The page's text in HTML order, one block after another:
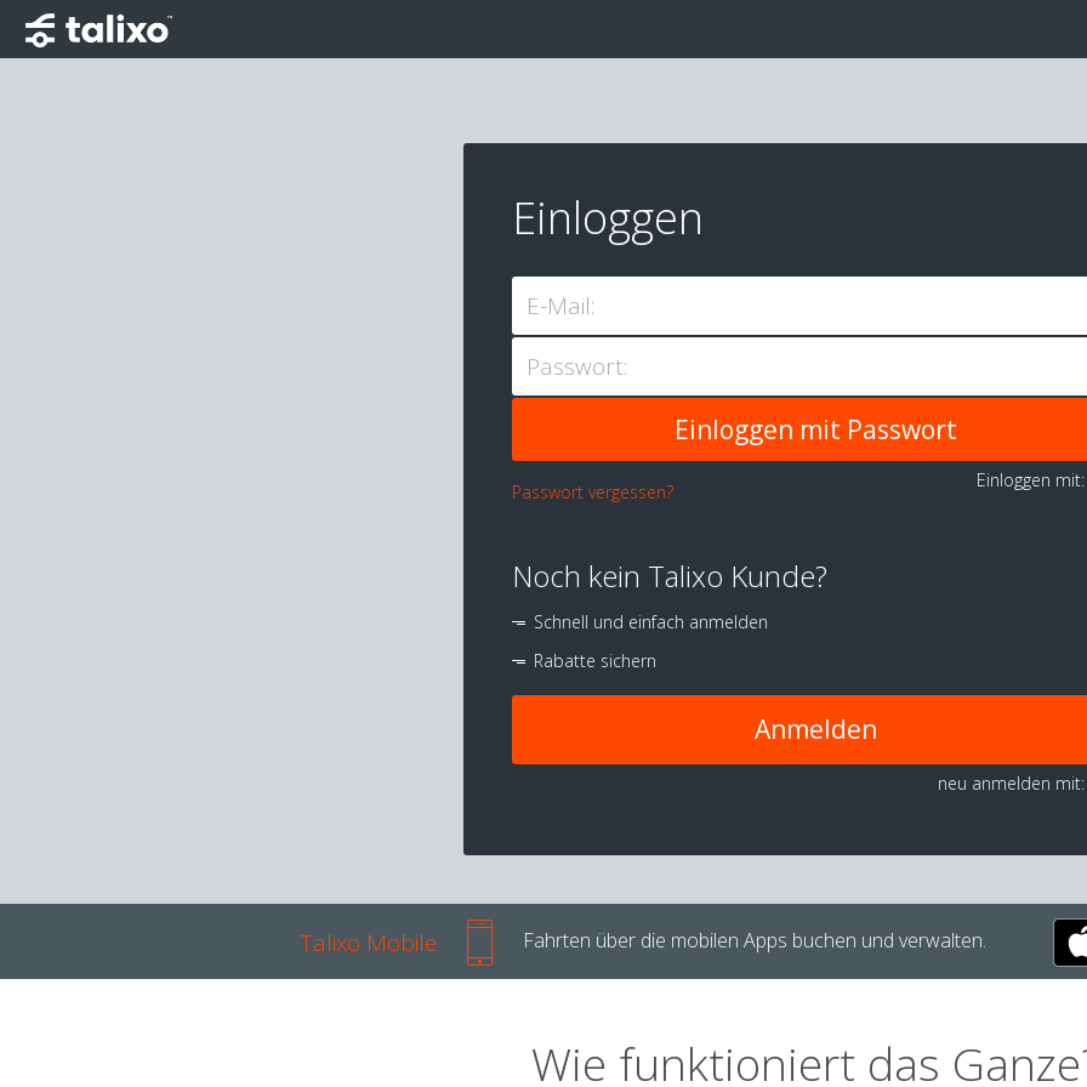
Einloggen
E-Mail:
Passwort:
Passwort vergessen?
Einloggen
Noch kein Talixo Kunde?
Schnell und einfach anmelden
Rabatte sichern
Anmelden
neu anmelden mit:
Talixo Mobile Fahrten über die mobilen Apps buchen und verwalten.
Wie funktioniert das